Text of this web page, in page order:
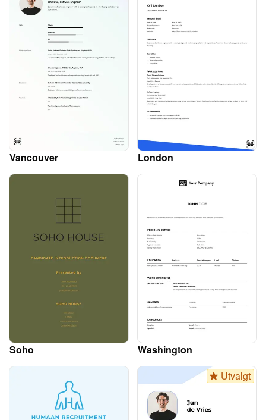
Vancouver London
Soho Washington
Utvalgt